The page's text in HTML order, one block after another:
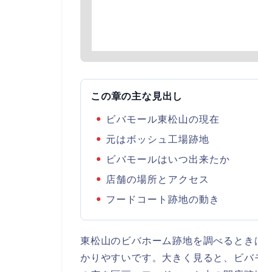
この章の主な見出し
ビバモール東松山の現在
元はボッシュ工場跡地
ビバモールはいつ出来たか
店舗の場所とアクセス
フードコート跡地の動き
東松山のビバホーム跡地を調べると
かりやすいです。大きく見ると、ビ